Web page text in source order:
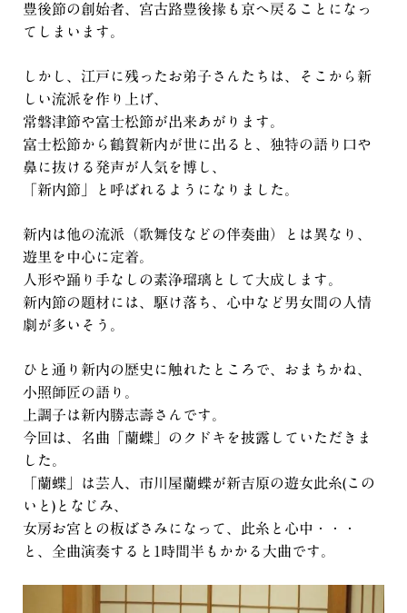
豊後節の創始者、宮古路豊後掾も京へ戻ることになっ
てしまいます。
しかし、江戸に残ったお弟子さんたちは、そこから新
しい流派を作り上げ、
常磐津節や富士松節が出来あがります。
富士松節から鶴賀新内が世に出ると、独特の語り口や
鼻に抜ける発声が人気を博し、
「新内節」と呼ばれるようになりました。
新内は他の流派（歌舞伎などの伴奏曲）とは異なり、
遊里を中心に定着。
人形や踊り手なしの素浄瑠璃として大成します。
新内節の題材には、駆け落ち、心中など男女間の人情
劇が多いそう。
ひと通り新内の歴史に触れたところで、おまちかね、
小照師匠の語り。
上調子は新内勝志壽さんです。
今回は、名曲「蘭蝶」のクドキを披露していただきま
した。
「蘭蝶」は芸人、市川屋蘭蝶が新吉原の遊女此糸(この
いと)となじみ、
女房お宮との板ばさみになって、此糸と心中・・・
と、全曲演奏すると1時間半もかかる大曲です。